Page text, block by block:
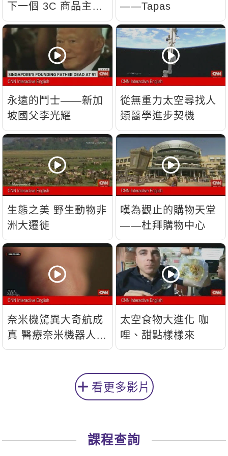
下一個 3C 商品主
流？
——Tapas
永遠的鬥士——新加
坡國父李光耀
從無重力太空尋找人
類醫學進步契機
生態之美 野生動物非
洲大遷徙
嘆為觀止的購物天堂
——杜拜購物中心
奈米機驚異大奇航成
真 醫療奈米機器人問
世
太空食物大進化 咖
哩、甜點樣樣來
看更多影片
課程查詢